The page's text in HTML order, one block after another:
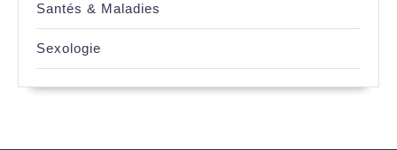
Santés & Maladies
Sexologie